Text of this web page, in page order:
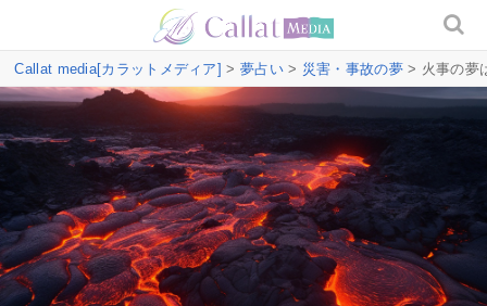
Callat media[カラットメディア] > 夢占い> 災害・事故の夢> 火事の夢